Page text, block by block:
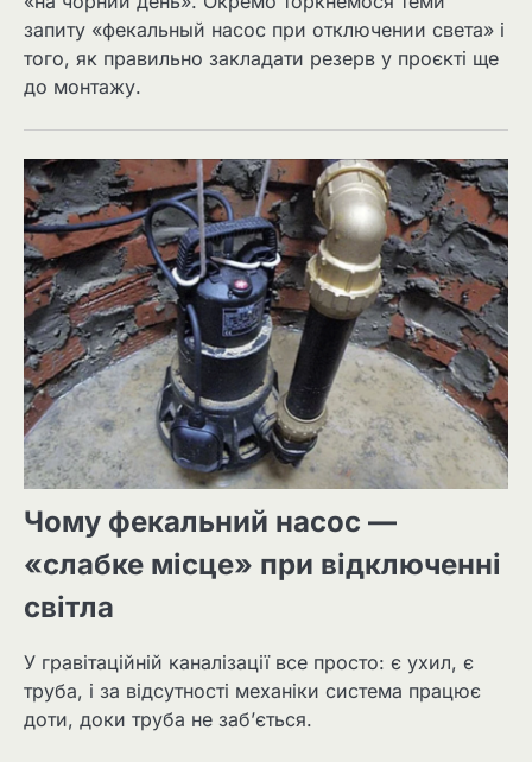
запиту «фекальный насос при отключении света» і
того, як правильно закладати резерв у проєкті ще
до монтажу.
Чому фекальний насос —
«слабке місце» при відключенні
світла
У гравітаційній каналізації все просто: є ухил, є
труба, і за відсутності механіки система працює
доти, доки труба не заб’ється.